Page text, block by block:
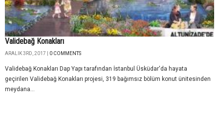
Validebağ Konakları
ARALIK 3RD, 2017 | 0 COMMENTS
Validebağ Konakları Dap Yapı tarafından İstanbul Üsküdar'da hayata
geçirilen Validebağ Konakları projesi, 319 bağımsız bölüm konut ünitesinden
meydana...